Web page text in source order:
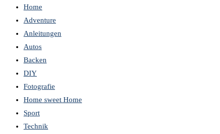
Home
Adventure
Anleitungen
Autos
Backen
DIY
Fotografie
Home sweet Home
Sport
Technik